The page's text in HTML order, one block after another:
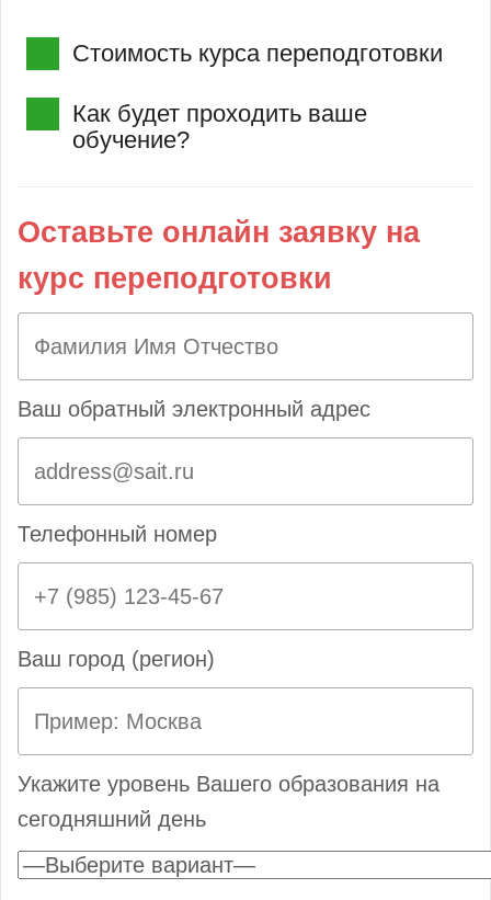
Стоимость курса переподготовки
Как будет проходить ваше
обучение?
Оставьте онлайн заявку на
курс переподготовки
Ваш обратный электронный адрес
Телефонный номер
Ваш город (регион)
Укажите уровень Вашего образования на
сегодняшний день